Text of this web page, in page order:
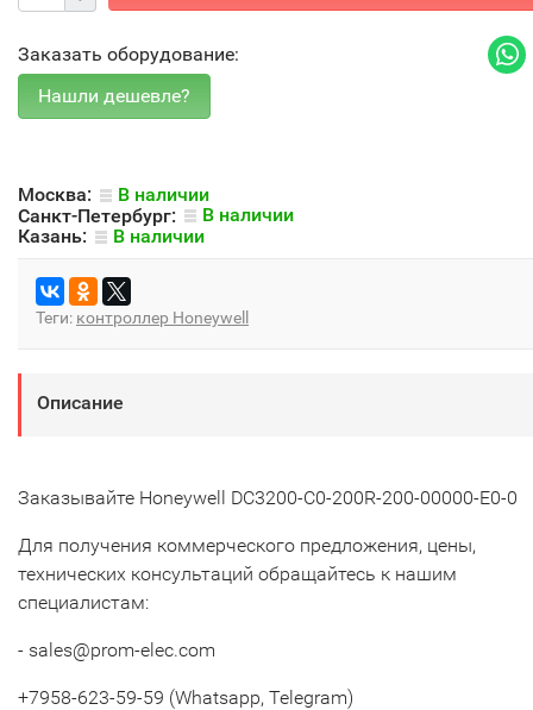
Заказать оборудование:
Москва:
В наличии
Санкт-Петербург:
В наличии
Казань:
В наличии
Теги: контроллер Honeywell
Описание
Заказывайте Honeywell DC3200-C0-200R-200-00000-E0-0
Для получения коммерческого предложения, цены,
технических консультаций обращайтесь к нашим
специалистам:
- sales@prom-elec.com
+7958-623-59-59 (Whatsapp, Telegram)